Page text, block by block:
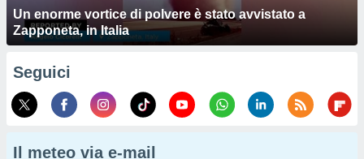
Un enorme vortice di polvere è stato avvistato a
Zapponeta, in Italia
Seguici
Il meteo via e-mail